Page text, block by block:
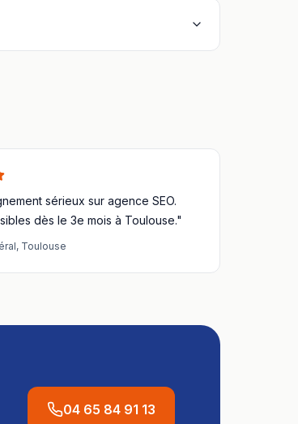
sérieux suragence SEO.
dès le 3e mois à Toulouse."
, Toulouse
04 65 84 91 13